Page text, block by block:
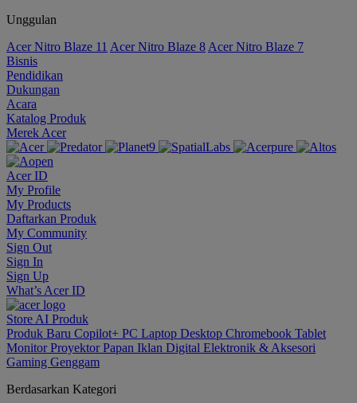
Unggulan
Acer Nitro Blaze 11 Acer Nitro Blaze 8 Acer Nitro Blaze 7
Bisnis
Pendidikan
Dukungan
Acara
Katalog Produk
Merek Acer
Acer ID
My Profile
My Products
Daftarkan Produk
My Community
Sign Out
Sign In
Sign Up
What’s Acer ID
Store AI Produk
Produk Baru Copilot+ PC Laptop Desktop Chromebook Tablet
MonitorProyektorPapan Iklan Digital Elektronik & Aksesori
Gaming Genggam
Berdasarkan Kategori